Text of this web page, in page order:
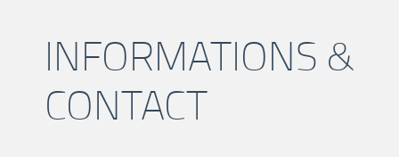
INFORMATIONS &
CONTACT